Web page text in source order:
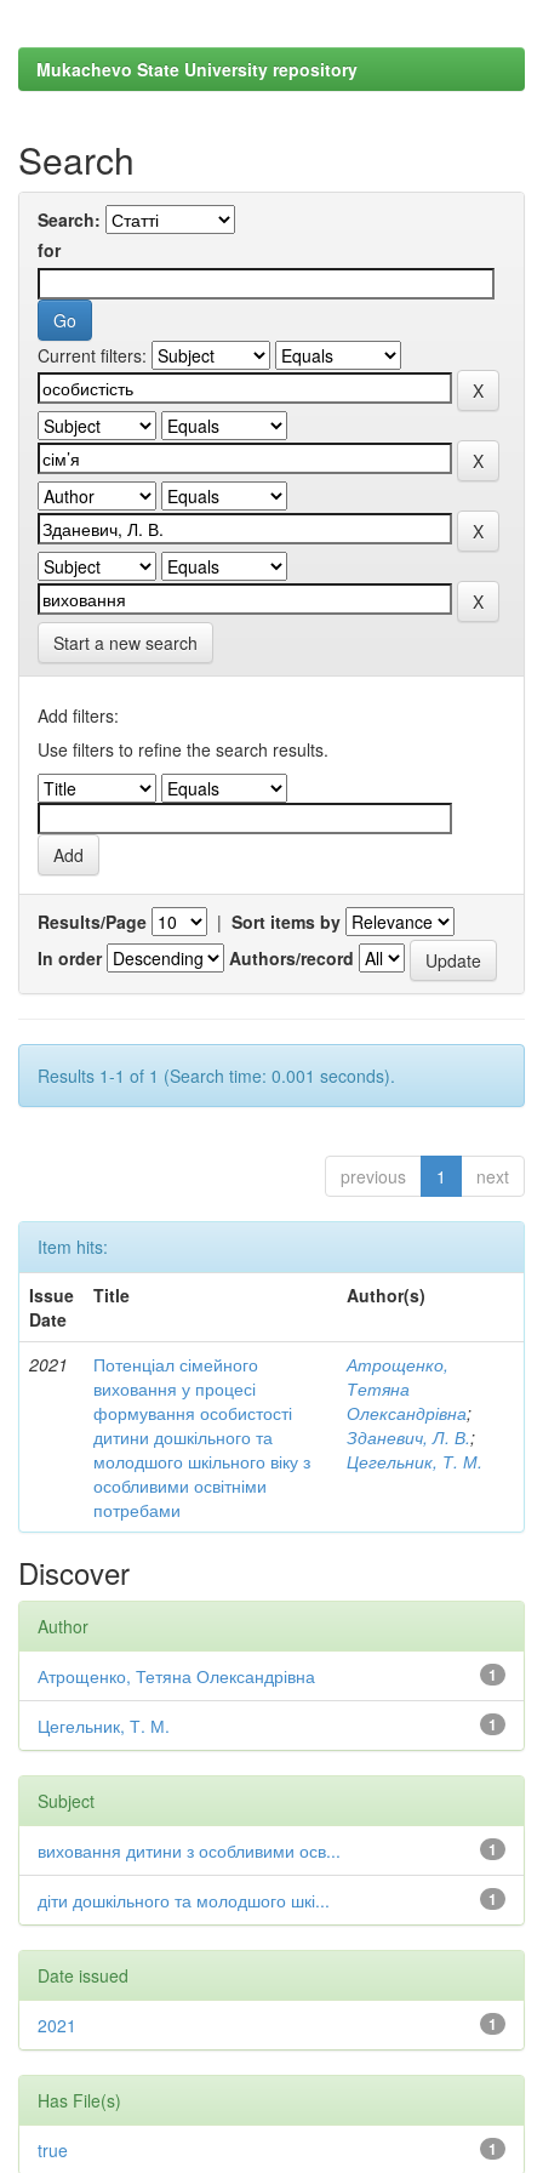
Mukachevo State University repository
Search
Search:
for
Current filters:
Start a new search
Add filters:
Use filters to refine the search results.
Results/Page | Sort items by
In order
Authors/record
Results 1-1 of 1 (Search time: 0.001 seconds).
previous 1 next
Item hits:
Issue
Date
Title Author(s)
2021
Потенціал сімейного
виховання у процесі
формування особистості
дитини дошкільного та
молодшого шкільного віку з
особливими освітніми
потребами
Атрощенко,
Тетяна
Олександрівна;
Зданевич, Л. В.;
Цегельник, Т. М.
Discover
Author
1
Атрощенко, Тетяна Олександрівна
1
Цегельник, Т. М.
Subject
1
виховання дитини з особливими осв...
1
діти дошкільного та молодшого шкі...
Date issued
1
2021
Has File(s)
1
true